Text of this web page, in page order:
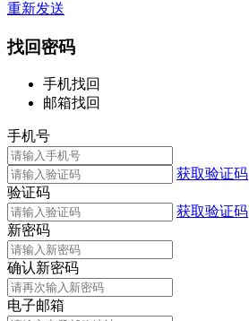
重新发送
找回密码
手机找回
邮箱找回
手机号
获取验证码
验证码
获取验证码
新密码
确认新密码
电子邮箱